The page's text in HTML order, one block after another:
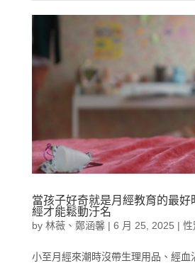
當孩子好奇就是月經教育的最好
經才能鬆動汙名
by 林薇、鄭涵馨| 6 月 25, 2025 | 性
小至月經來潮時沒帶生理用品、經血